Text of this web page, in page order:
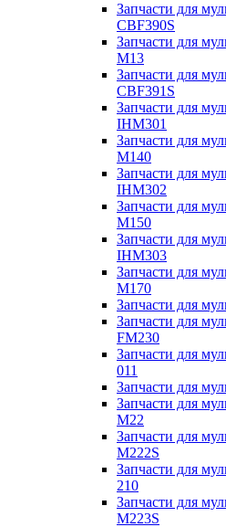
Запчасти для
CBF390S
Запчасти для
M13
Запчасти для
CBF391S
Запчасти для
IHM301
Запчасти для
M140
Запчасти для
IHM302
Запчасти для
M150
Запчасти для
IHM303
Запчасти для
M170
Запчасти для
Запчасти для
FM230
Запчасти для
011
Запчасти для
Запчасти для
M22
Запчасти для
M222S
Запчасти для
210
Запчасти для
M223S